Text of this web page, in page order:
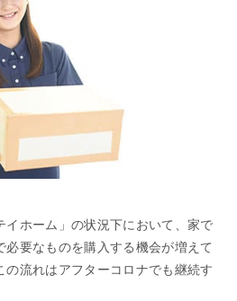
イホーム」の状況下において、家で
要なものを購入する機会が増えて
の流れはアフターコロナでも継続す